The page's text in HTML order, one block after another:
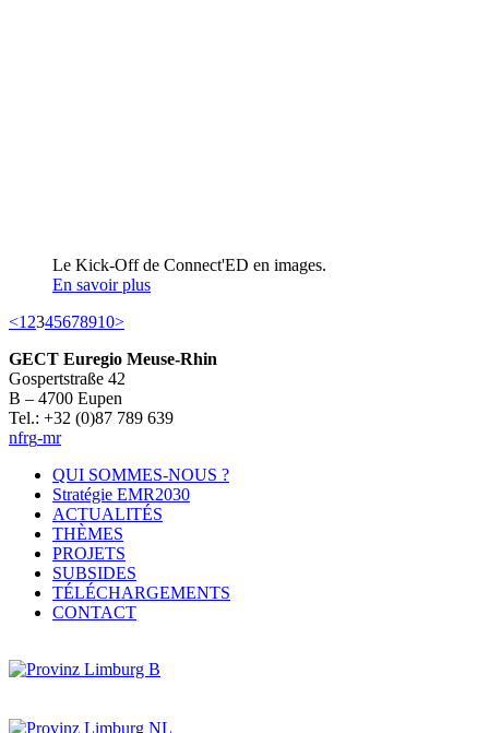
Le Kick-Off de Connect'ED en images.
En savoir plus
<1 2345678910>
GECT Euregio Meuse-Rhin
Gospertstraße 42
B – 4700 Eupen
Tel.: +32 (0)87 789 639
nfrg-mr
QUI SOMMES-NOUS ?
Stratégie EMR2030
ACTUALITÉS
THÈMES
PROJETS
SUBSIDES
TÉLÉCHARGEMENTS
CONTACT